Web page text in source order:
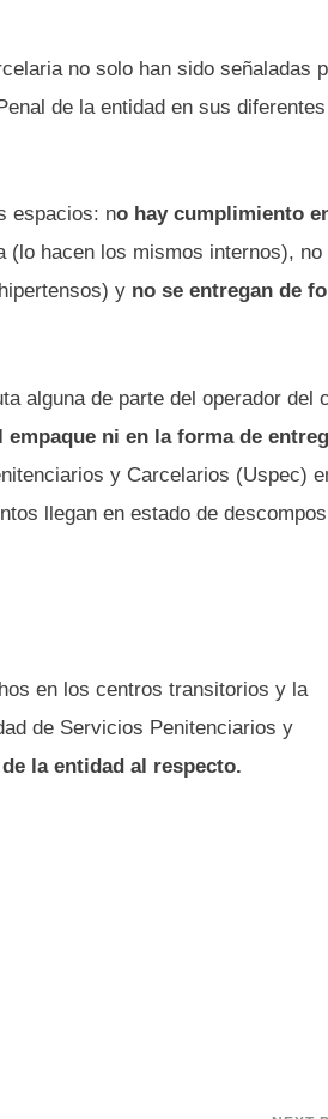
no solo han sido señaladas
de la entidad en sus diferentes
espacios: no hay cumplimiento
(lo hacen los mismos internos), no
y no se entregan de
alguna de parte del operador del
empaque ni en la forma de
y Carcelarios (Uspec)
llegan en estado de
en los centros transitorios y la
de Servicios Penitenciarios y
la entidad al respecto.